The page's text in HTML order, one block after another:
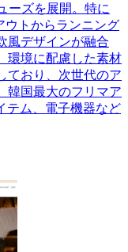
ーズを展開。特に
ウトからランニング
風デザインが融合
環境に配慮した素材
ており、次世代のア
韓国最大のフリマア
テム、電子機器など